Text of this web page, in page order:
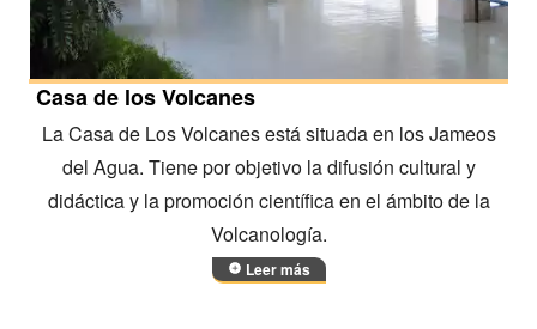
Casa de los Volcanes
La Casa de Los Volcanes está situada en los Jameos
del Agua. Tiene por objetivo la difusión cultural y
didáctica y la promoción científica en el ámbito de la
Volcanología.
Leer más